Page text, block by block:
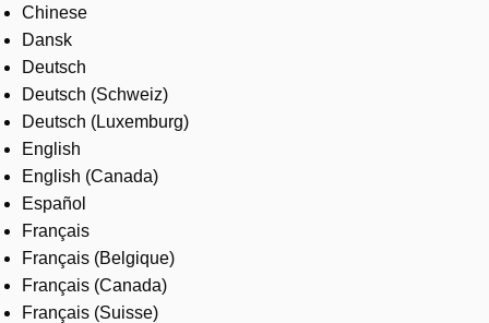
Industries
Services
About us
Where to buy
Contact us
Careers
Chinese
Dansk
Deutsch
Deutsch (Schweiz)
Deutsch (Luxemburg)
English
English (Canada)
Español
Français
Français (Belgique)
Français (Canada)
Français (Suisse)